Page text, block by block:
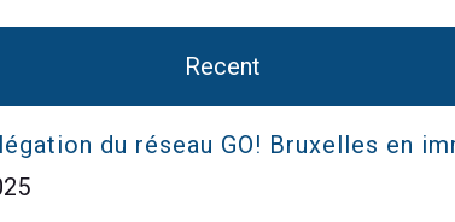
Recent
du réseau GO! Bruxelles en